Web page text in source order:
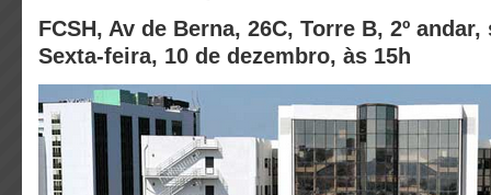
FCSH, Av de Berna, 26C, Torre B, 2º andar,
Sexta-feira, 10 de dezembro, às 15h